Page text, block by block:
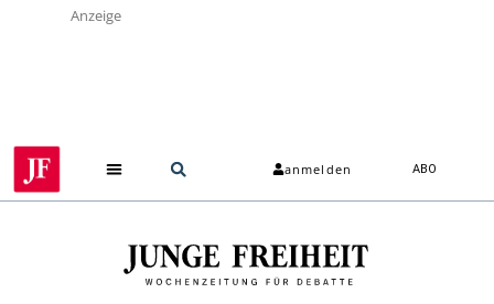
Anzeige
anmelden ABO